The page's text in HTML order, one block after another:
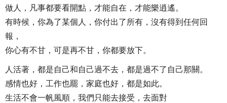
做人，凡事都要看開點，才能自在，才能樂逍遙。
有時候，你為了某個人，你付出了所有，沒有得到任何回
報，
你心有不甘，可是再不甘，你都要放下。
人活著，都是自己和自己過不去，都是過不了自己那關。
感情也好，工作也罷，家庭也好，都是如此。
生活不會一帆風順，我們只能去接受，去面對